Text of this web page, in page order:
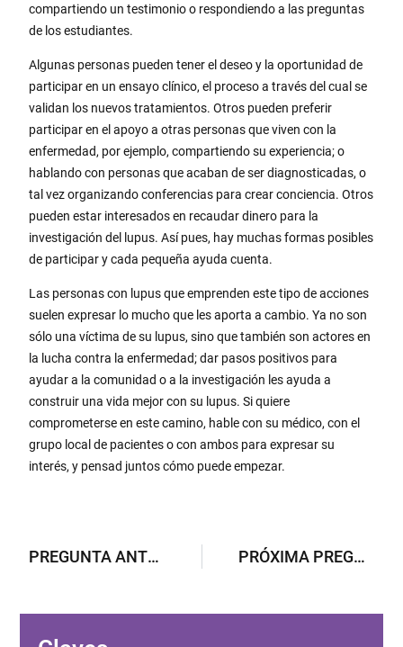
compartiendo un testimonio o respondiendo a las preguntas
de los estudiantes.
Algunas personas pueden tener el deseo y la oportunidad de
participar en un ensayo clínico, el proceso a través del cual se
validan los nuevos tratamientos. Otros pueden preferir
participar en el apoyo a otras personas que viven con la
enfermedad, por ejemplo, compartiendo su experiencia; o
hablando con personas que acaban de ser diagnosticadas, o
tal vez organizando conferencias para crear conciencia. Otros
pueden estar interesados en recaudar dinero para la
investigación del lupus. Así pues, hay muchas formas posibles
de participar y cada pequeña ayuda cuenta.
Las personas con lupus que emprenden este tipo de acciones
suelen expresar lo mucho que les aporta a cambio. Ya no son
sólo una víctima de su lupus, sino que también son actores en
la lucha contra la enfermedad; dar pasos positivos para
ayudar a la comunidad o a la investigación les ayuda a
construir una vida mejor con su lupus. Si quiere
comprometerse en este camino, hable con su médico, con el
grupo local de pacientes o con ambos para expresar su
interés, y pensad juntos cómo puede empezar.
PREGUNTA ANTERIOR PRÓXIMA PREGUNTA